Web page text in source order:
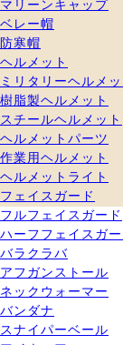
ベレー帽
防寒帽
ヘルメット
ミリタリーヘルメッ
樹脂製ヘルメット
スチールヘルメット
ヘルメットパーツ
作業用ヘルメット
ヘルメットライト
フェイスガード
フルフェイスガード
ハーフフェイスガー
バラクラバ
アフガンストール
ネックウォーマー
バンダナ
スナイパーベール